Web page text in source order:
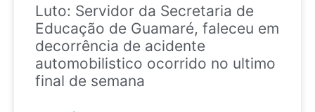
Luto: Servidor da Secretaria de
Educação de Guamaré, faleceu em
decorrência de acidente
automobilistico ocorrido no ultimo
final de semana